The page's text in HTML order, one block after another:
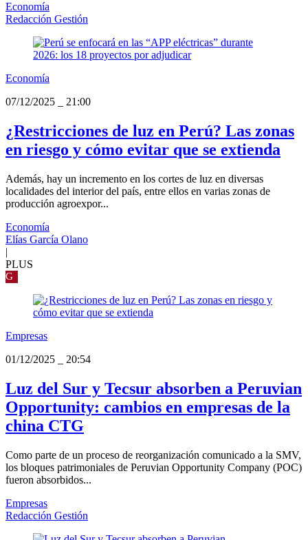
Economía
Redacción Gestión
Economía
07/12/2025
21:00
¿Restricciones de luz en Perú? Las zonas
en riesgo y cómo evitar que se extienda
Además, hay un incremento en los cortes de luz en diversas
localidades del interior del país, entre ellos en varias zonas de
producción agroexpor...
Economía
Elías García Olano
|
PLUS
G
Empresas
01/12/2025
20:54
Luz del Sur y Tecsur absorben a Peruvian
Opportunity: cambios en empresas de la
china CTG
Como parte de un proceso de reorganización comunicado a la SMV,
los bloques patrimoniales de Peruvian Opportunity Company (POC)
fueron absorbidos...
Empresas
Redacción Gestión